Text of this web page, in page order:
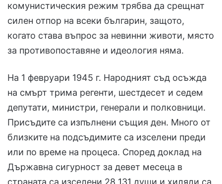
комунистическия режим трябва да срещнат
силен отпор на всеки българин, защото,
когато става въпрос за невинни животи, място
за противопоставяне и идеология няма.
На 1 февруари 1945 г. Народният съд осъжда
на смърт трима регенти, шестдесет и седем
депутати, министри, генерали и полковници.
Присъдите са изпълнени същия ден. Много от
близките на подсъдимите са изселени преди
или по време на процеса. Според доклад на
Държавна сигурност за девет месеца в
страната са изселени 28 131 души и хиляди са